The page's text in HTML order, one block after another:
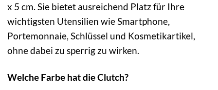
x 5 cm. Sie bietet ausreichend Platz für Ihre
wichtigsten Utensilien wie Smartphone,
Portemonnaie, Schlüssel und Kosmetikartikel,
ohne dabei zu sperrig zu wirken.
Welche Farbe hat die Clutch?